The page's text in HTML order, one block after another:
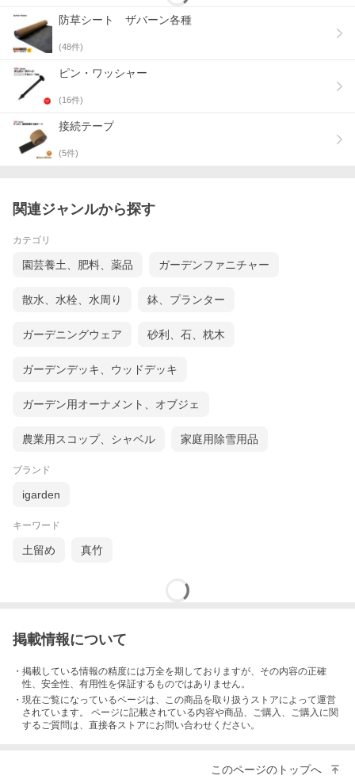
防草シート ザバーン各種
(48件)
ピン・ワッシャー
(16件)
接続テープ
(5件)
関連ジャンルから探す
カテゴリ
園芸養土、肥料、薬品 ガーデンファニチャー
散水、水栓、水周り 鉢、プランター
ガーデニングウェア 砂利、石、枕木
ガーデンデッキ、ウッドデッキ
ガーデン用オーナメント、オブジェ
農業用スコップ、シャベル 家庭用除雪用品
ブランド
igarden
キーワード
土留め 真竹
掲載情報について
・掲載している情報の精度には万全を期しておりますが、その内容の正確
性、安全性、有用性を保証するものではありません。
・現在ご覧になっているページは、この商品を取り扱うストアによって運営
されています。 ページに記載されている内容や商品、ご購入 、ご購入に関
するご質問は、直接各ストアにお問い合わせください。
このページのトップへ